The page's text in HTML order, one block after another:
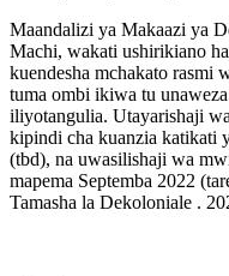
Maandalizi ya Makaazi ya
Machi, wakati ushirikiano
kuendesha mchakato rasmi
tuma ombi ikiwa tu
iliyotangulia. Utayarishaji
kipindi cha kuanzia katikati
(tbd), na uwasilishaji wa
mapema Septemba 2022
Tamasha la Dekoloniale .